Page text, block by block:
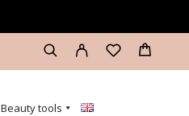
Beauty tools